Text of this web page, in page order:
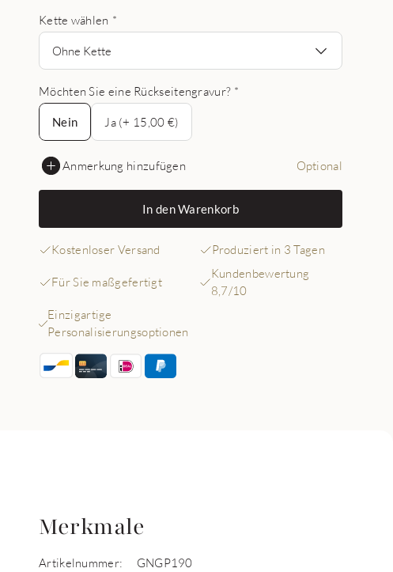
Kette wählen *
Ohne Kette
Möchten Sie eine Rückseitengravur? *
Nein
Nein
Ja (+ 15,00 €)
Anmerkung hinzufügen Optional
In den Warenkorb
Kostenloser Versand Produziert in 3 Tagen
Für Sie maßgefertigt
Kundenbewertung
8,7/10
Einzigartige
Personalisierungsoptionen
Merkmale
Artikelnummer:
GNGP190